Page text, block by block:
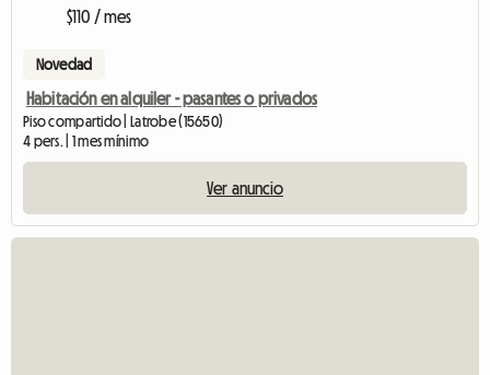
$110 / mes
Novedad
Habitación en alquiler - pasantes o privados
Piso compartido | Latrobe (15650)
4 pers. | 1 mes mínimo
Ver anuncio